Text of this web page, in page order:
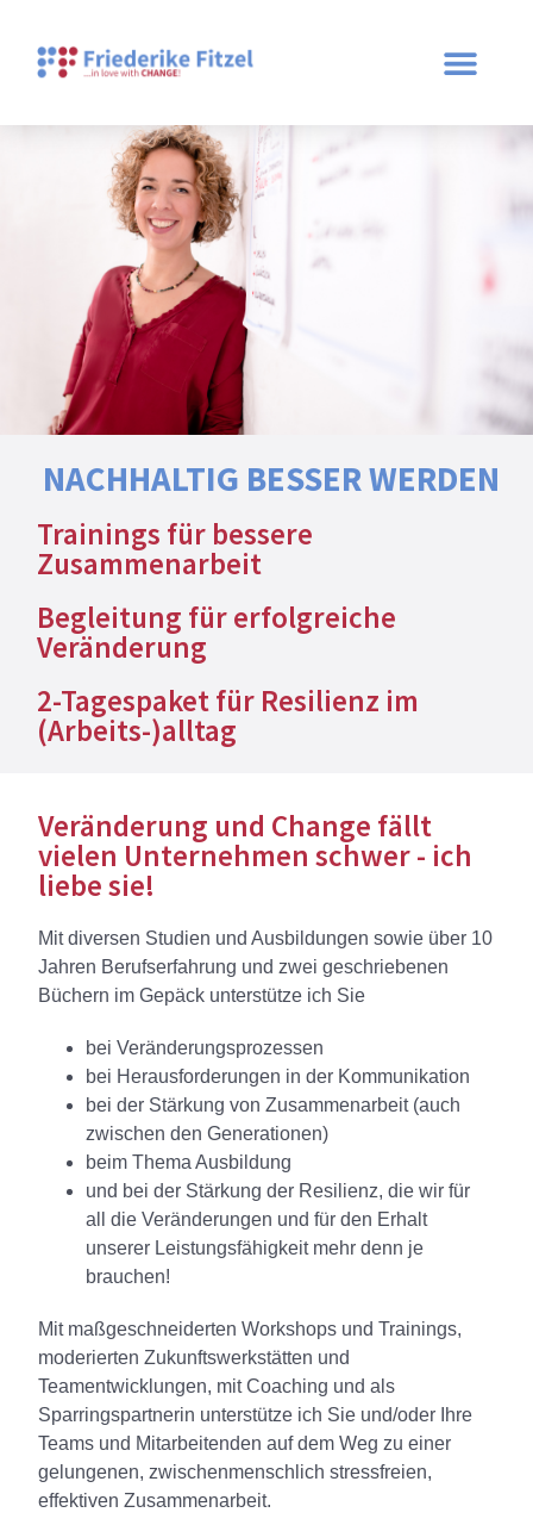
NACHHALTIG BESSER WERDEN
Trainings für bessere
Zusammenarbeit
Begleitung für erfolgreiche
Veränderung
2-Tagespaket für Resilienz im
(Arbeits-)alltag
Veränderung und Change fällt
vielen Unternehmen schwer - ich
liebe sie!
Mit diversen Studien und Ausbildungen sowie über 10
Jahren Berufserfahrung und zwei geschriebenen
Büchern im Gepäck unterstütze ich Sie
bei Veränderungsprozessen
bei Herausforderungen in der Kommunikation
bei der Stärkung von Zusammenarbeit (auch
zwischen den Generationen)
beim Thema Ausbildung
und bei der Stärkung der Resilienz, die wir für
all die Veränderungen und für den Erhalt
unserer Leistungsfähigkeit mehr denn je
brauchen!
Mit maßgeschneiderten Workshops und Trainings,
moderierten Zukunftswerkstätten und
Teamentwicklungen, mit Coaching und als
Sparringspartnerin unterstütze ich Sie und/oder Ihre
Teams und Mitarbeitenden auf dem Weg zu einer
gelungenen, zwischenmenschlich stressfreien,
effektiven Zusammenarbeit.